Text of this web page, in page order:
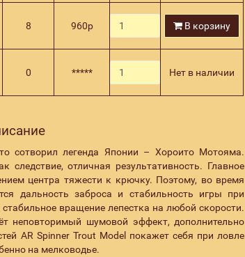
8 960р В корзину
0 ***** Нет в наличии
сотворил легенда Японии – Хороито Мотояма.
следствие, отличная результативность. Главное
центра тяжести к крючку. Поэтому, во время
дальность заброса и стабильность игры при
вращение лепестка на любой скорости.
неповторимый шумовой эффект, дополнительно
AR Spinner Trout Model покажет себя при ловле
на мелководье.